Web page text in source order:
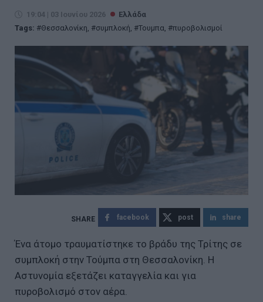
19:04 | 03 Ιουνίου 2026
Ελλάδα
Tags:
Θεσσαλονίκη, συμπλοκή, Τουμπα, πυροβολισμοί
facebook post share
Ένα άτομο τραυματίστηκε το βράδυ της Τρίτης σε
συμπλοκή στην Τούμπα στη Θεσσαλονίκη. Η
Αστυνομία εξετάζει καταγγελία και για
πυροβολισμό στον αέρα.